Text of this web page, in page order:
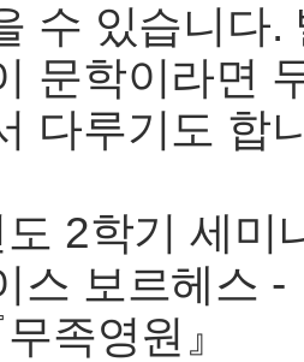
수 있습니다.
문학이라면
다루기도 합
2학기 세미
스 보르헤스
족영원』